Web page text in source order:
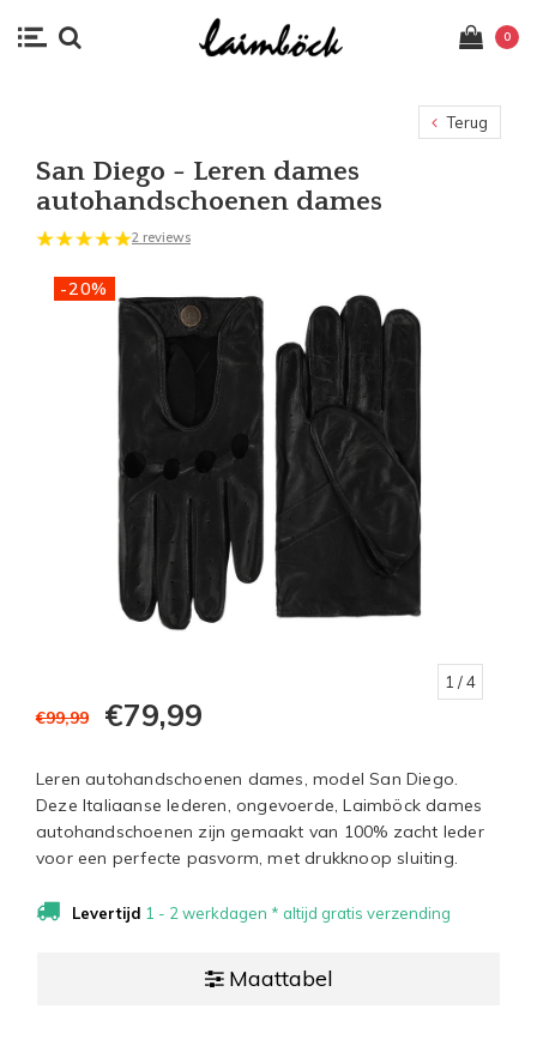
0
Terug
San Diego - Leren dames
autohandschoenen dames
2 reviews
-20%
1 / 4
€99,99 €79,99
Leren autohandschoenen dames, model San Diego.
Deze Italiaanse lederen, ongevoerde, Laimböck dames
autohandschoenen zijn gemaakt van 100% zacht leder
voor een perfecte pasvorm, met drukknoop sluiting.
Levertijd 1 - 2 werkdagen * altijd gratis verzending
Maattabel